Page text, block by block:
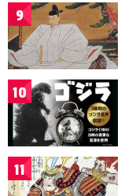
9
10
11